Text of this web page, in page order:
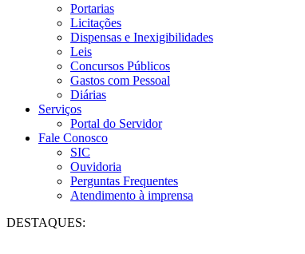
Portarias
Licitações
Dispensas e Inexigibilidades
Leis
Concursos Públicos
Gastos com Pessoal
Diárias
Serviços
Portal do Servidor
Fale Conosco
SIC
Ouvidoria
Perguntas Frequentes
Atendimento à imprensa
DESTAQUES: